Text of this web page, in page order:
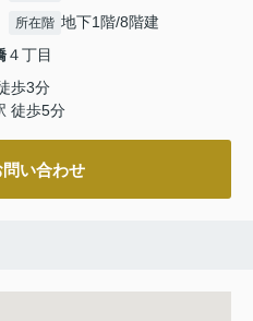
所在階 地下1階/8階建
４丁目
歩3分
徒歩5分
問い合わせ